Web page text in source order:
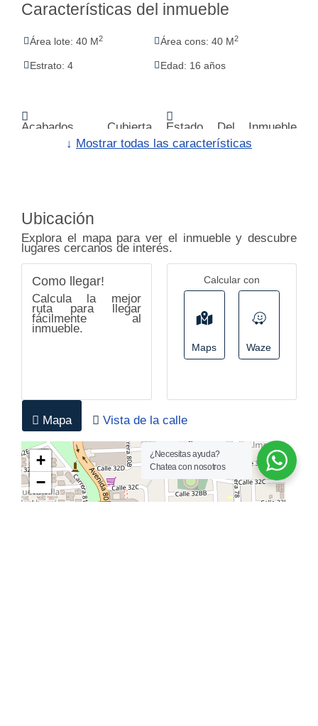
Características del inmueble
Área lote: 40 M2 Área cons: 40 M2
Estrato: 4 Edad: 16 años
Acabados Cubierta Estado Del Inmueble
Trans. Público Cercano
Estado Del Inmueble
Estrenar
Todos Los Servicios
Ventilacion Natural
Área Urbana
Cerca A Colegios-
Universidades
Comercial
Remodelado
↓ Mostrar todas las características
Ubicación
Explora el mapa para ver el inmueble y descubre
lugares cercanos de interés.
Como llegar!
Calcula la mejor
ruta para llegar
fácilmente al
inmueble.
Calcular con
Maps Waze
Mapa Vista de la calle
¿Necesitas ayuda?
Chatea con nosotros